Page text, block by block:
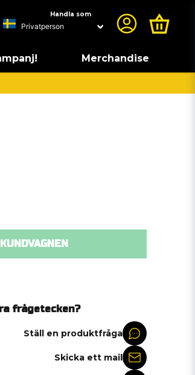
Handla som
Merchandise
frågetecken?
Ställ en produktfråga
Skicka ett mail